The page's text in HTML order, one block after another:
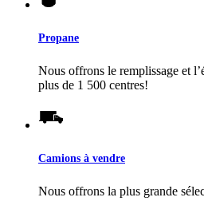
Propane
Nous offrons le remplissage et
plus de 1 500 centres!
Camions à vendre
Nous offrons la plus grande